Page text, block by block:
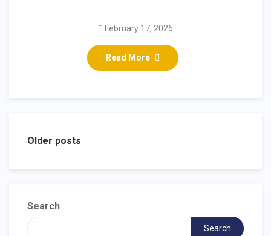
Read More
February 17, 2026
Older posts
Search
Search